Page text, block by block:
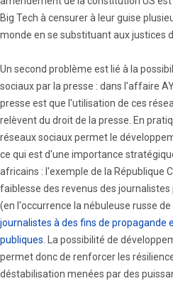
Big Tech à censurer à leur guise
monde en se substituant aux justices
Un second problème est lié à la
sociaux par la presse : dans l'affaire
presse est que l'utilisation de ces
relèvent du droit de la presse. En
réseaux sociaux permet le
ce qui est d'une importance
africains : l'exemple de la République
faiblesse des revenus des
(en l'occurrence la nébuleuse russe
journalistes à des fins de propagande
publiques . La possibilité de
permet donc de renforcer les
déstabilisation menées par des